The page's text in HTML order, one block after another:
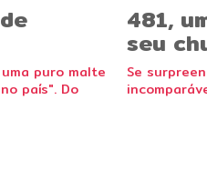
puro malte
país". Do
481,
seu
Se